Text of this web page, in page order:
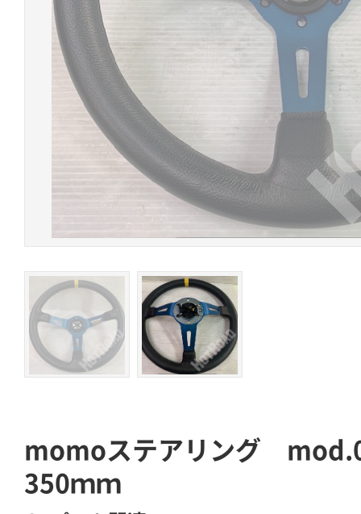
momoステアリング
350ｍｍ